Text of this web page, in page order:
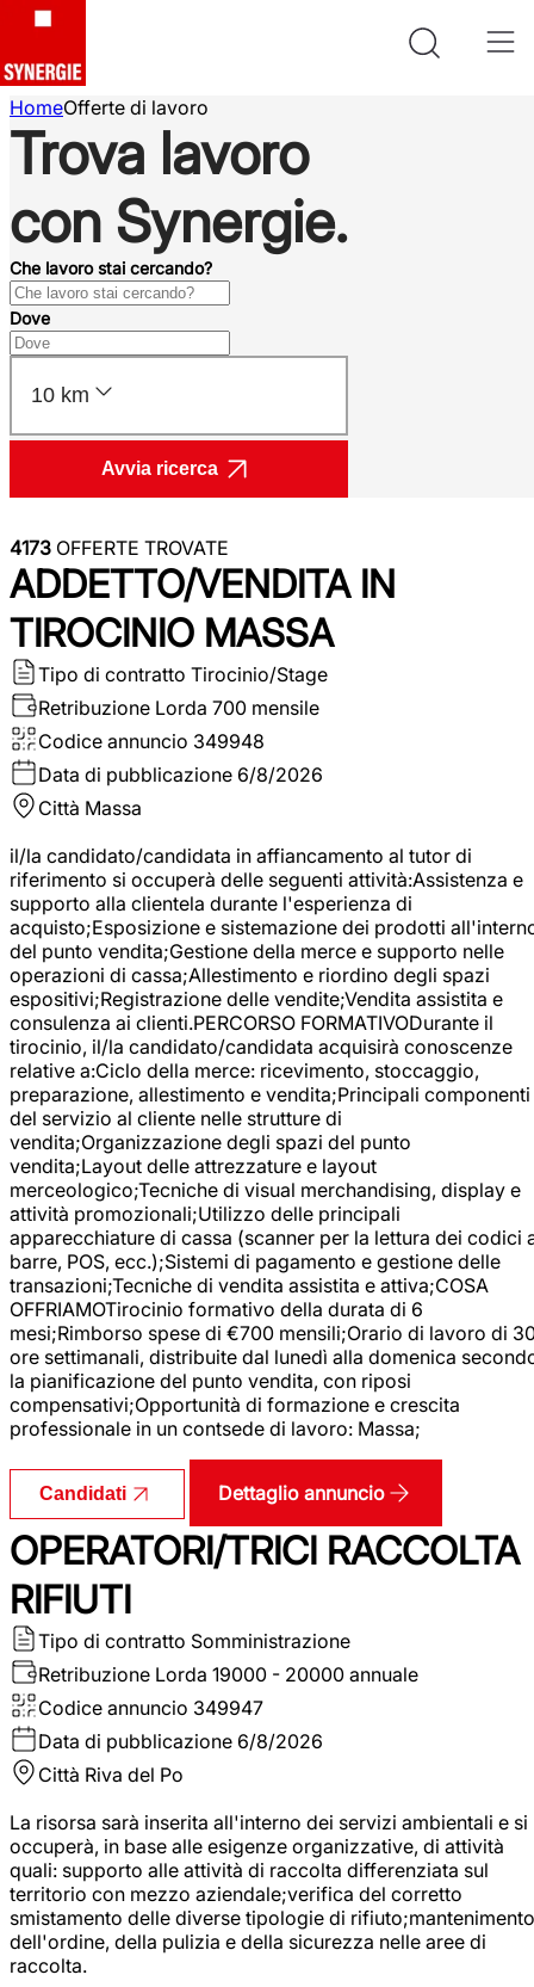
HomeOfferte di lavoro
Trova lavoro
con Synergie.
Che lavoro stai cercando?
Dove
10 km
Avvia ricerca
4173 OFFERTE TROVATE
ADDETTO/VENDITA IN
TIROCINIO MASSA
Tipo di contratto Tirocinio/Stage
Retribuzione Lorda 700 mensile
Codice annuncio 349948
Data di pubblicazione 6/8/2026
Città Massa
il/la candidato/candidata in affiancamento al tutor di
riferimento si occuperà delle seguenti attività:Assistenza e
supporto alla clientela durante l'esperienza di
acquisto;Esposizione e sistemazione dei prodotti
del punto vendita;Gestione della merce e supporto nelle
operazioni di cassa;Allestimento e riordino degli spazi
espositivi;Registrazione delle vendite;Vendita assistita e
consulenza ai clienti.PERCORSO FORMATIVODurante il
tirocinio, il/la candidato/candidata acquisirà conoscenze
relative a:Ciclo della merce: ricevimento, stoccaggio,
preparazione, allestimento e vendita;Principali componenti
del servizio al cliente nelle strutture di
vendita;Organizzazione degli spazi del punto
vendita;Layout delle attrezzature e layout
merceologico;Tecniche di visual merchandising, display e
attività promozionali;Utilizzo delle principali
apparecchiature di cassa (scanner per la lettura dei codici
barre, POS, ecc.);Sistemi di pagamento e gestione delle
transazioni;Tecniche di vendita assistita e attiva;COSA
OFFRIAMOTirocinio formativo della durata di 6
mesi;Rimborso spese di €700 mensili;Orario di lavoro di
ore settimanali, distribuite dal lunedì alla domenica
la pianificazione del punto vendita, con riposi
compensativi;Opportunità di formazione e crescita
professionale in un contsede di lavoro: Massa;
Candidati Dettaglio annuncio
OPERATORI/TRICI RACCOLTA
RIFIUTI
Tipo di contratto Somministrazione
Retribuzione Lorda 19000 - 20000 annuale
Codice annuncio 349947
Data di pubblicazione 6/8/2026
Città Riva del Po
La risorsa sarà inserita all'interno dei servizi ambientali e si
occuperà, in base alle esigenze organizzative, di attività
quali: supporto alle attività di raccolta differenziata sul
territorio con mezzo aziendale;verifica del corretto
smistamento delle diverse tipologie di rifiuto;mantenimento
dell'ordine, della pulizia e della sicurezza nelle aree di
raccolta.